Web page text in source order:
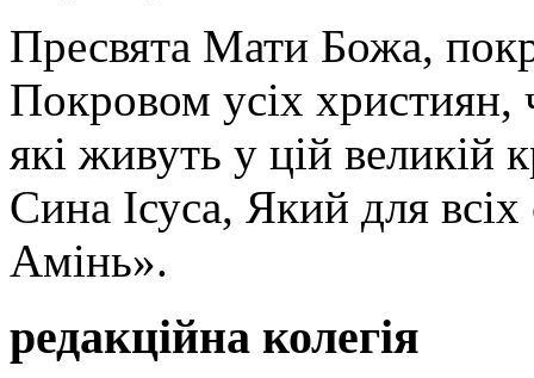
Пресвята Мати Божа,
Покровом усіх християн,
які живуть у цій великій
Сина Ісуса, Який для
Амінь».
редакційна колегія